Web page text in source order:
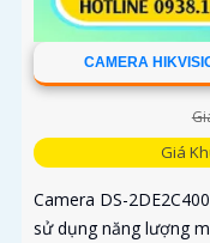
CAMERA
Giá
Camera DS-
sử dụng năng lượng